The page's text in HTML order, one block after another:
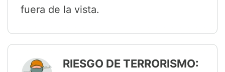
fuera de la vista.
RIESGO DE TERRORISMO: